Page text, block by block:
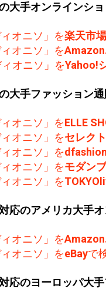
大手オンラインシ
ィオニソ」を楽天市場
ィオニソ」を
ィオニソ」をYahoo!
大手ファッション
ィオニソ」をELLE
ィオニソ」をセレク
ィオニソ」をdfashion
ィオニソ」をモダン
ィオニソ」を
応のアメリカ大手
ィオニソ」を
ィオニソ」をeBayで
応のヨーロッパ大